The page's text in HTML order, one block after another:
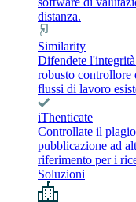
distanza.
Similarity
Difendete
robusto controllore
flussi di lavoro
iThenticate
Controllate il
pubblicazione ad
riferimento per i
Soluzioni